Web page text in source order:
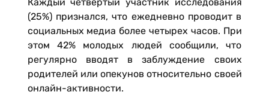
(25%) признался, что ежедневно проводит в
социальных медиа более четырех часов. При
этом 42% молодых людей сообщили, что
регулярно вводят в заблуждение своих
родителей или опекунов относительно своей
онлайн-активности.